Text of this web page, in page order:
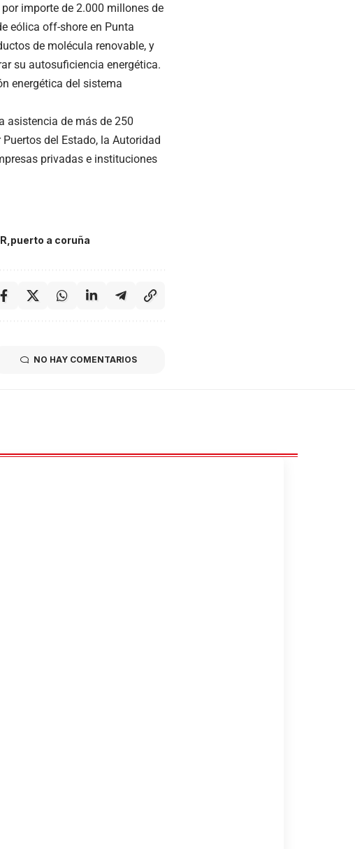
importe de 2.000 millones de
eólica off-shore en Punta
de molécula renovable, y
su autosuficiencia energética.
energética del sistema
asistencia de más de 250
del Estado, la Autoridad
privadas e instituciones
puerto a coruña
NO HAY COMENTARIOS